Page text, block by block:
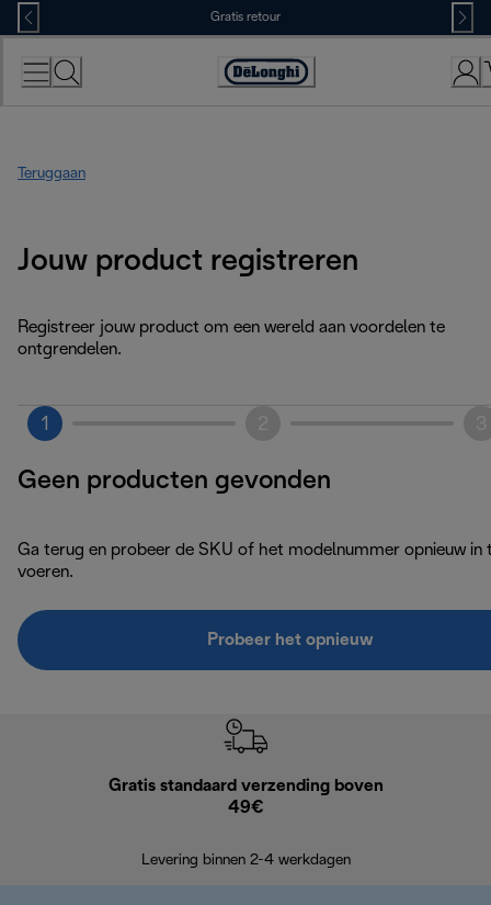
Skip
to
Content
Gratis retour
Accessibility
Teruggaan
Jouw product registreren
Registreer jouw product om een wereld aan voordelen te
ontgrendelen.
1
Geen producten gevonden
Ga terug en probeer de SKU of het modelnummer opnieuw in
voeren.
Probeer het opnieuw
Gratis standaard verzending boven
49€
Levering binnen 2-4 werkdagen